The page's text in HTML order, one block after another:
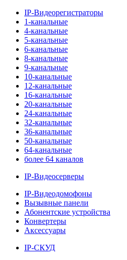
IP-Видеорегистраторы
1-канальные
4-канальные
5-канальные
6-канальные
8-канальные
9-канальные
10-канальные
12-канальные
16-канальные
20-канальные
24-канальные
32-канальные
36-канальные
50-канальные
64-канальные
более 64 каналов
IP-Видеосерверы
IP-Видеодомофоны
Вызывные панели
Абонентские устройства
Конвертеры
Аксессуары
IP-СКУД